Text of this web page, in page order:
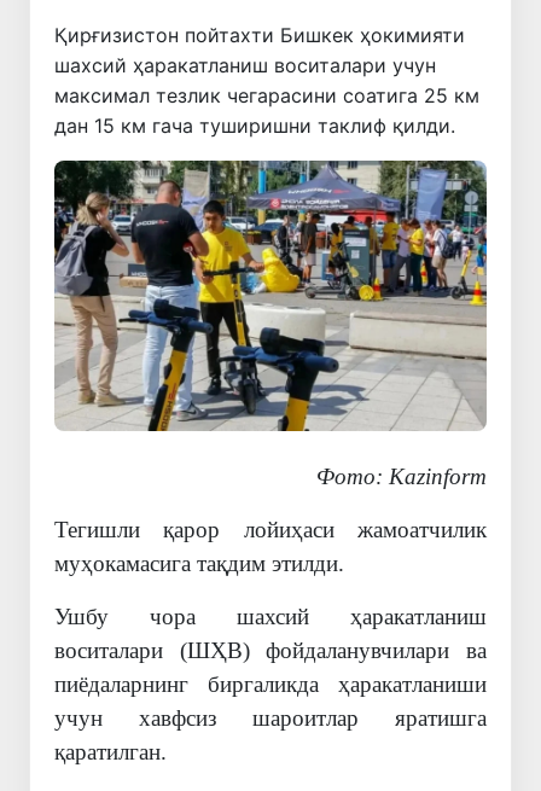
Қирғизистон пойтахти Бишкек ҳокимияти
шахсий ҳаракатланиш воситалари учун
максимал тезлик чегарасини соатига 25 км
дан 15 км гача туширишни таклиф қилди.
Фото: Kazinform
Тегишли қарор лойиҳаси жамоатчилик
муҳокамасига тақдим этилди.
Ушбу чора шахсий ҳаракатланиш
воситалари (ШҲВ) фойдаланувчилари ва
пиёдаларнинг биргаликда ҳаракатланиши
учун хавфсиз шароитлар яратишга
қаратилган.